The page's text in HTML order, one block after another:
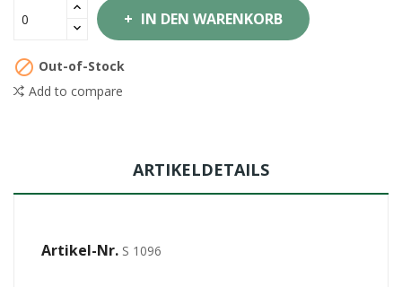
IN DEN WARENKORB
 Out-of-Stock
Add to compare
ARTIKELDETAILS
Artikel-Nr. S 1096